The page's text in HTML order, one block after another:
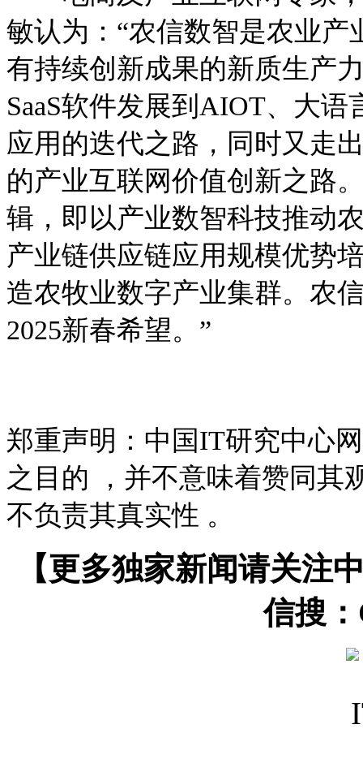
敏认为：“农信数智是农业
有持续创新成果的新质生产
SaaS软件发展到AIOT、大
应用的迭代之路，同时又走
的产业互联网价值创新之路
辑，即以产业数智科技推动
产业链供应链应用规模优势
造农牧业数字产业集群。农
2025新春希望。”
郑重声明：中国IT研究中心
之目的 ，并不意味着赞同其
不负责其真实性 。
【更多独家新闻请关注
信搜